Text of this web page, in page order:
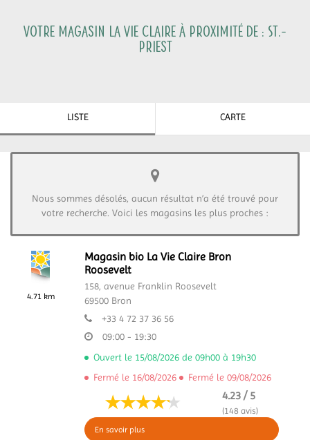
Votre magasin La Vie Claire à proximité de : St.-
Priest
LISTE CARTE
Nous sommes désolés, aucun résultat n’a été trouvé pour
votre recherche. Voici les magasins les plus proches :
4.71 km
Magasin bio La Vie Claire Bron
Roosevelt
158, avenue Franklin Roosevelt
69500 Bron
+33 4 72 37 36 56
09:00 - 19:30
Ouvert le 15/08/2026 de 09h00 à 19h30
Fermé le 16/08/2026
Fermé le 09/08/2026
4.23 / 5
(148 avis)
En savoir plus